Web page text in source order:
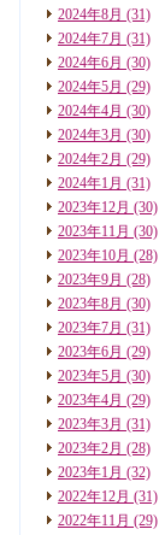
2024年8月 (31)
2024年7月 (31)
2024年6月 (30)
2024年5月 (29)
2024年4月 (30)
2024年3月 (30)
2024年2月 (29)
2024年1月 (31)
2023年12月 (30)
2023年11月 (30)
2023年10月 (28)
2023年9月 (28)
2023年8月 (30)
2023年7月 (31)
2023年6月 (29)
2023年5月 (30)
2023年4月 (29)
2023年3月 (31)
2023年2月 (28)
2023年1月 (32)
2022年12月 (31)
2022年11月 (29)